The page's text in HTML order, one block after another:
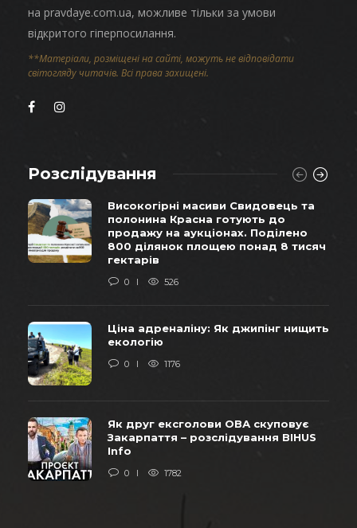
на pravdaye.com.ua, можливе тільки за умови
відкритого гіперпосилання.
**Матеріали, розміщені на сайті, можуть не відповідати
світогляду читачів. Всі права захищені.
Розслідування
Високогірні масиви Свидовець та
полонина Красна готують до
продажу на аукціонах. Поділено
800 ділянок площею понад 8 тисяч
гектарів
0 526
Ціна адреналіну: Як джипінг нищить
екологію
0 1176
Як друг ексголови ОВА скуповує
Закарпаття – розслідування BIHUS
Info
0 1782